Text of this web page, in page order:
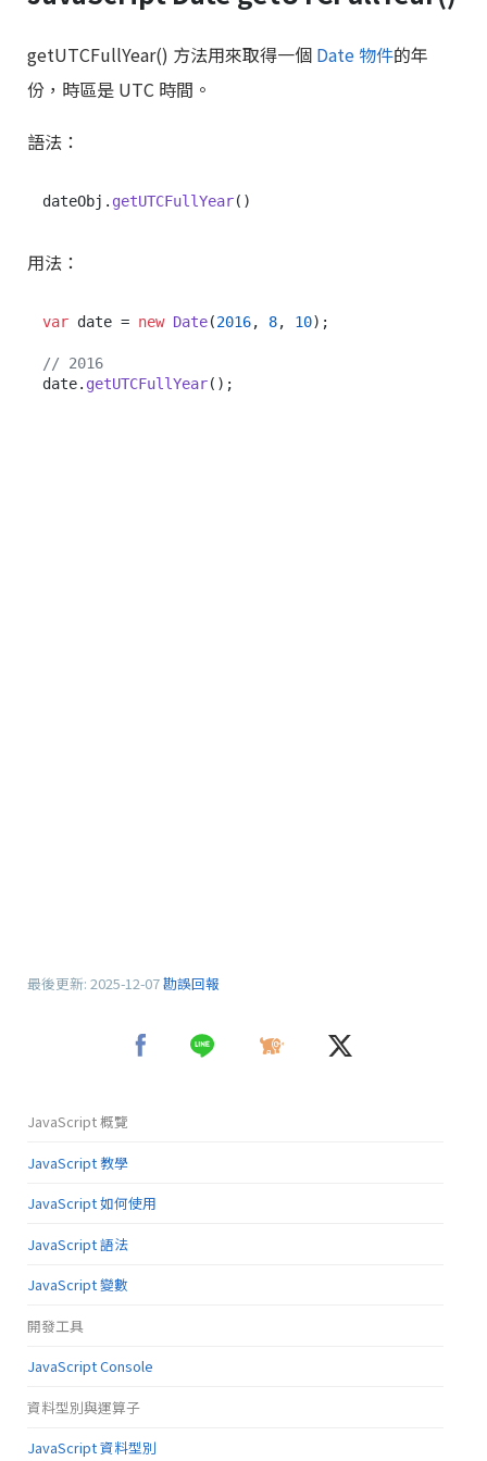
getUTCFullYear() 方法用來取得一個 Date 物件的年
份，時區是 UTC 時間。
語法：
dateObj. getUTCFullYear
用法：
var date = new Date(2016, 8, 10);
// 2016
date. getUTCFullYear
最後更新: 2025-12-07勘誤回報
JavaScript 概覽
JavaScript 教學
JavaScript 如何使用
JavaScript 語法
JavaScript 變數
開發工具
JavaScript Console
資料型別與運算子
JavaScript 資料型別